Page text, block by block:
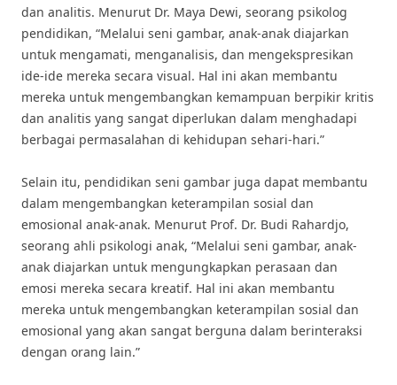
dan analitis. Menurut Dr. Maya Dewi, seorang psikolog
pendidikan, “Melalui seni gambar, anak-anak diajarkan
untuk mengamati, menganalisis, dan mengekspresikan
ide-ide mereka secara visual. Hal ini akan membantu
mereka untuk mengembangkan kemampuan berpikir kritis
dan analitis yang sangat diperlukan dalam menghadapi
berbagai permasalahan di kehidupan sehari-hari.”
Selain itu, pendidikan seni gambar juga dapat membantu
dalam mengembangkan keterampilan sosial dan
emosional anak-anak. Menurut Prof. Dr. Budi Rahardjo,
seorang ahli psikologi anak, “Melalui seni gambar, anak-
anak diajarkan untuk mengungkapkan perasaan dan
emosi mereka secara kreatif. Hal ini akan membantu
mereka untuk mengembangkan keterampilan sosial dan
emosional yang akan sangat berguna dalam berinteraksi
dengan orang lain.”